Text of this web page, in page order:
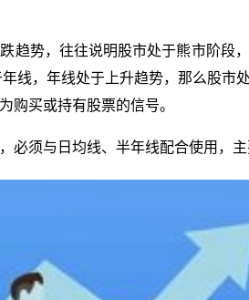
趋势，往往说明股市处于熊市阶段
线，年线处于上升趋势，那么股市
购买或持有股票的信号。
必须与日均线、半年线配合使用，主